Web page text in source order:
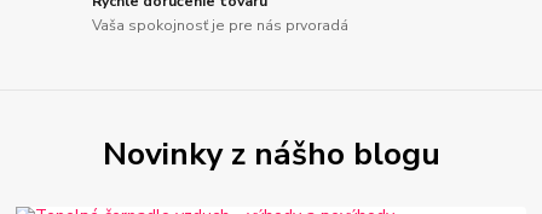
Vaša spokojnosť je pre nás prvoradá
Novinky z nášho blogu